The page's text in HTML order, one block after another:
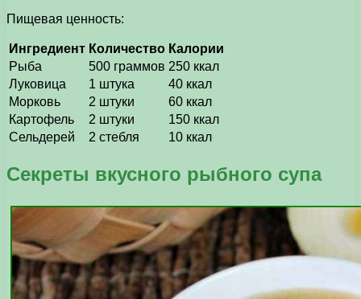
Пищевая ценность:
Ингредиент Количество Калории
Рыба
500 граммов 250 ккал
Луковица
1 штука
40 ккал
Морковь
2 штуки
60 ккал
Картофель
2 штуки
150 ккал
Сельдерей
2 стебля 10 ккал
Секреты вкусного рыбного супа